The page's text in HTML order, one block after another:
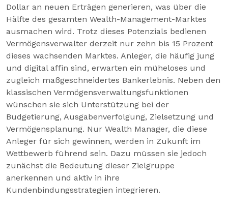
Dollar an neuen Erträgen generieren, was über die
Hälfte des gesamten Wealth-Management-Marktes
ausmachen wird. Trotz dieses Potenzials bedienen
Vermögensverwalter derzeit nur zehn bis 15 Prozent
dieses wachsenden Marktes. Anleger, die häufig jung
und digital affin sind, erwarten ein müheloses und
zugleich maßgeschneidertes Bankerlebnis. Neben den
klassischen Vermögensverwaltungsfunktionen
wünschen sie sich Unterstützung bei der
Budgetierung, Ausgabenverfolgung, Zielsetzung und
Vermögensplanung. Nur Wealth Manager, die diese
Anleger für sich gewinnen, werden in Zukunft im
Wettbewerb führend sein. Dazu müssen sie jedoch
zunächst die Bedeutung dieser Zielgruppe
anerkennen und aktiv in ihre
Kundenbindungsstrategien integrieren.